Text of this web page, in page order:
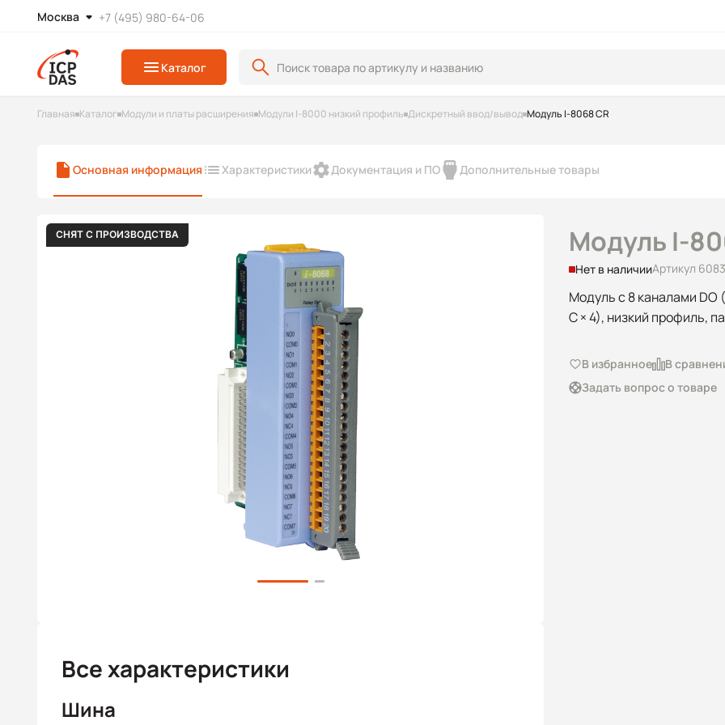
Москва +7 (495) 980-64-06
Каталог
Главная Каталог Модули и платы расширения Модули I-8000 низкий профиль Дискретный ввод/вывод Модуль I-8068 CR
Основная информация Характеристики Документация и ПО Дополнительные товары
Модуль I-
Нет в наличииАртикул
Модуль с 8 каналами DO
C × 4), низкий профиль,
В избранное В
Задать вопрос о товаре
СНЯТ С ПРОИЗВОДСТВА
Все характеристики
Шина